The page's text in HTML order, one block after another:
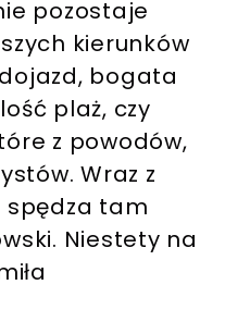
pozostaje
kierunków
bogata
plaż, czy
z powodów,
Wraz z
spędza tam
Niestety na